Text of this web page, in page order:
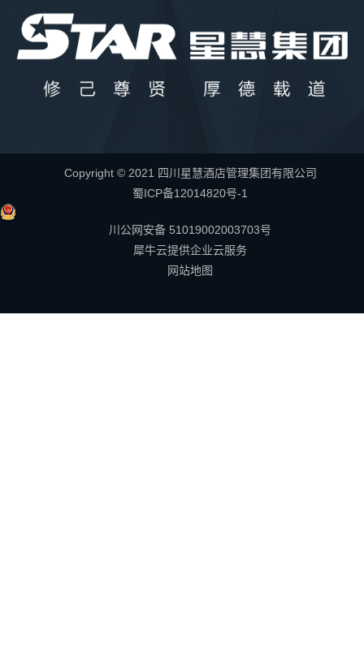
Copyright © 2021 四川星慧酒店管理集团有限公司
蜀ICP备12014820号-1
川公网安备 51019002003703号
犀牛云提供企业云服务
网站地图